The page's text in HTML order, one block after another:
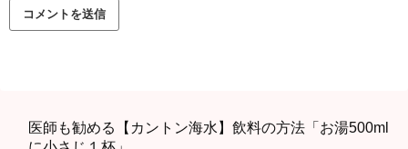
医師も勧める【カントン海水】飲料の方法「お湯500ml